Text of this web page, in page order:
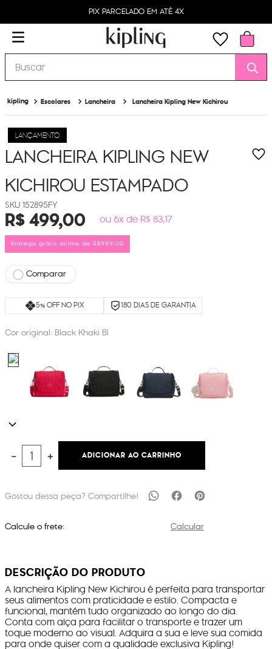
PIX PARCELADO EM ATÉ 4X
Buscar
Escolares Lancheira Lancheira Kipling New Kichirou
LANÇAMENTO
LANCHEIRA KIPLING NEW
KICHIROU ESTAMPADO
152895FY
R$499,00 ou 6x de R$ 83,17
Entrega grátis acima de R$999,00
Comparar
5% OFF NO PIX 180 DIAS DE GARANTIA
Cor original: Black Khaki Bl
＋
－ ADICIONAR AO CARRINHO
Calcule o frete: Calcular
DESCRIÇÃO DO PRODUTO
A lancheira Kipling New Kichirou é perfeita para transportar
seus alimentos com praticidade e estilo. Compacta e
funcional, mantém tudo organizado ao longo do dia.
Conta com alça para facilitar o transporte e trazer um
toque moderno ao visual. Adquira a sua e leve sua comida
para onde quiser com a qualidade exclusiva Kipling!